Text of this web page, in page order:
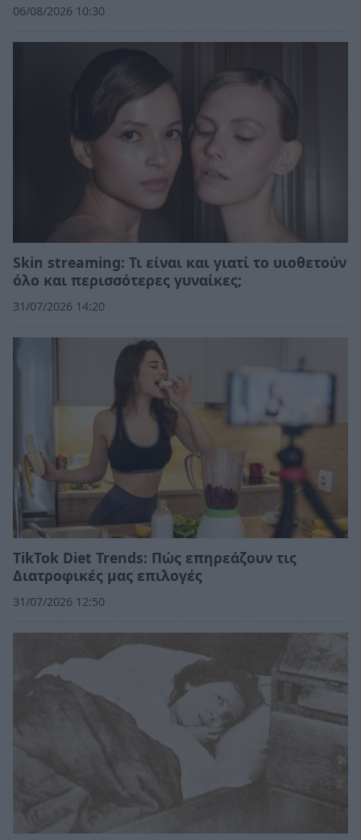
06/08/2026 10:30
Skin streaming: Τι είναι και γιατί το υιοθετούν
όλο και περισσότερες γυναίκες;
31/07/2026 14:20
TikTok Diet Trends: Πώς επηρεάζουν τις
Διατροφικές μας επιλογές
31/07/2026 12:50